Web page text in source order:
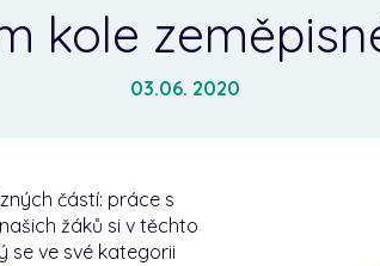
kole
03.06. 2020
částí: práce s
žáků si v těchto
se ve své kategorii